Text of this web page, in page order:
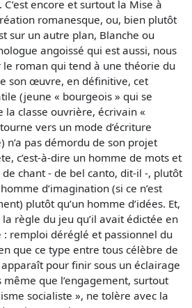
encore et surtout la Mise à
romanesque, ou, bien plutôt
sur un autre plan, Blanche ou
angoissé qui est aussi, nous
roman qui tend à une théorie du
son œuvre, en définitive, cet
(jeune « bourgeois » qui se
la classe ouvrière, écrivain «
vers un mode d’écriture
n’a pas démordu de son projet
c’est-à-dire un homme de mots et
chant - de bel canto, dit-il -, plutôt
d’imagination (si ce n’est
plutôt qu’un homme d’idées. Et,
règle du jeu qu’il avait édictée en
: remploi déréglé et passionnel du
que ce type entre tous célèbre de
apparaît pour finir sous un éclairage
que l’engagement, surtout
socialiste », ne tolère avec la